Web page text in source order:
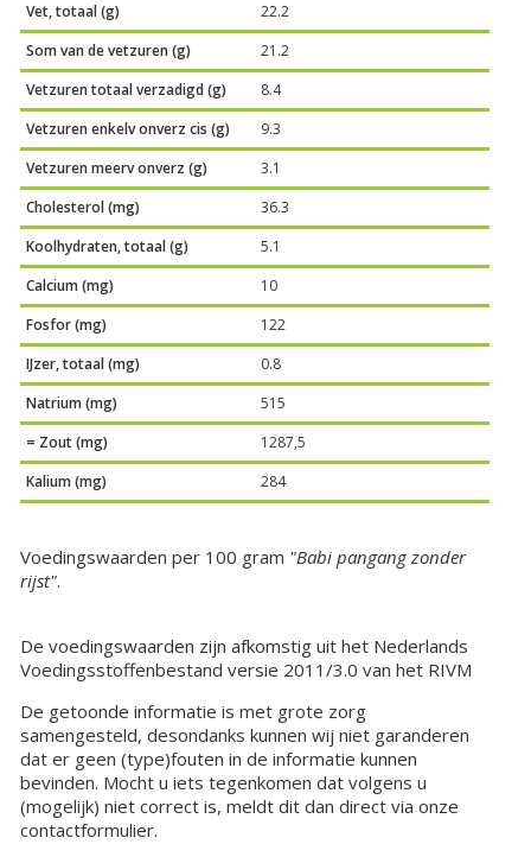
Vet, totaal (g)
22.2
Som van de vetzuren (g)
21.2
Vetzuren totaal verzadigd (g)
8.4
Vetzuren enkelv onverz cis (g)
9.3
Vetzuren meerv onverz (g)
3.1
Cholesterol (mg)
36.3
Koolhydraten, totaal (g)
5.1
Calcium (mg)
10
Fosfor (mg)
122
IJzer, totaal (mg)
0.8
Natrium (mg)
515
= Zout (mg)
1287,5
Kalium (mg)
284
Voedingswaarden per 100 gram "Babi pangang zonder
rijst".
De voedingswaarden zijn afkomstig uit het Nederlands
Voedingsstoffenbestand versie 2011/3.0 van het RIVM
De getoonde informatie is met grote zorg
samengesteld, desondanks kunnen wij niet garanderen
dat er geen (type)fouten in de informatie kunnen
bevinden. Mocht u iets tegenkomen dat volgens u
(mogelijk) niet correct is, meldt dit dan direct via onze
contactformulier.